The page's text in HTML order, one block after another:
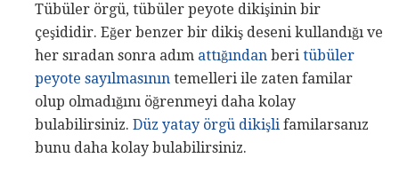
Tübüler örgü, tübüler peyote dikişinin bir
çeşididir. Eğer benzer bir dikiş deseni kullandığı ve
her sıradan sonra adım attığından beri tübüler
peyote sayılmasının temelleri ile zaten familar
olup olmadığını öğrenmeyi daha kolay
bulabilirsiniz. Düz yatay örgü dikişli familarsanız
bunu daha kolay bulabilirsiniz.